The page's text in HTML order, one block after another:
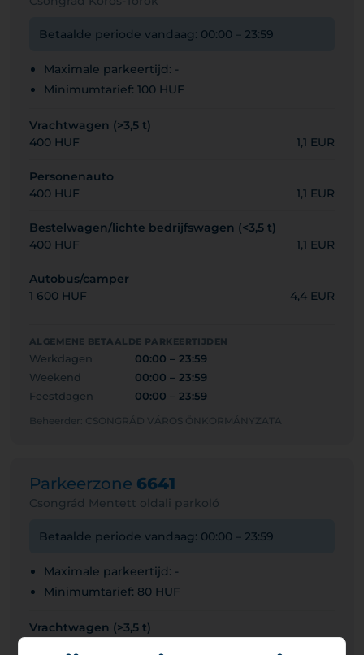
Betaalde periode vandaag: 00:00 – 23:59
Maximale parkeertijd: -
Minimumtarief: 100 HUF
Vrachtwagen (>3,5 t)
400 HUF
1,1 EUR
Personenauto
400 HUF
1,1 EUR
Bestelwagen/lichte bedrijfswagen (<3,5 t)
400 HUF
1,1 EUR
Autobus/camper
1 600 HUF
4,4 EUR
ALGEMENE BETAALDE PARKEERTIJDEN
Werkdagen
00:00 – 23:59
Weekend
00:00 – 23:59
Feestdagen
00:00 – 23:59
Beheerder: CSONGRÁD VÁROS ÖNKORMÁNYZATA
Parkeerzone 6641
Csongrád Mentett oldali parkoló
Betaalde periode vandaag: 00:00 – 23:59
Maximale parkeertijd: -
Minimumtarief: 80 HUF
Vrachtwagen (>3,5 t)